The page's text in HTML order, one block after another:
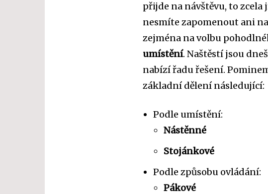
přijde na návštěvu, to zcela
nesmíte zapomenout ani
zejména na volbu
umístění. Naštěstí jsou
nabízí řadu řešení.
základní dělení následující:
Podle umístění:
Nástěnné
Stojánkové
Podle způsobu ovládání:
Pákové